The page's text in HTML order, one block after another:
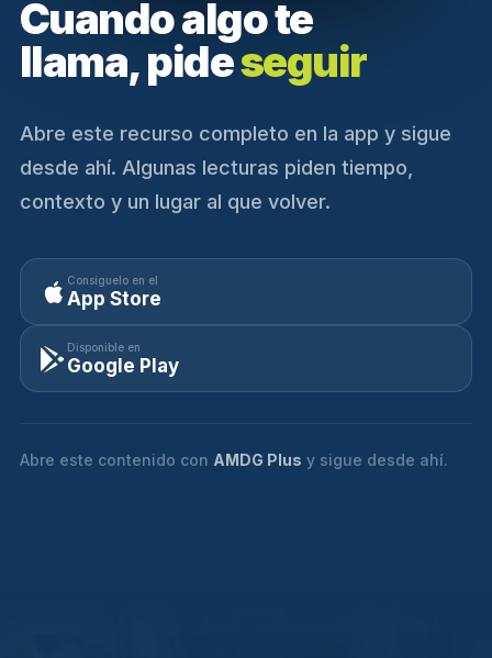
Cuando algo te
llama, pideseguir
Abre este recurso completo en la app y sigue
desde ahí. Algunas lecturas piden tiempo,
contexto y un lugar al que volver.
Consíguelo en el
App Store
Disponible en
Google Play
Abre este contenido con AMDG Plus y sigue desde ahí.